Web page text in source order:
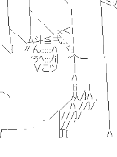
ヽ `トミ
| ﾄ l | ＼/
| 丶. l |
､ | ＼ ｘ＜l
＼ﾑ斗≦弌:.、l
〃ん::::::ﾊ ヾ:l
:::ﾉi| '个ー ' | ８
∨こツ |
騎の召喚が
l:i , l |
ﾊ , | | それ以
ﾊ //}/
／|///}/
_ . ´ |// ′
√￣ [｢{ ﾊ